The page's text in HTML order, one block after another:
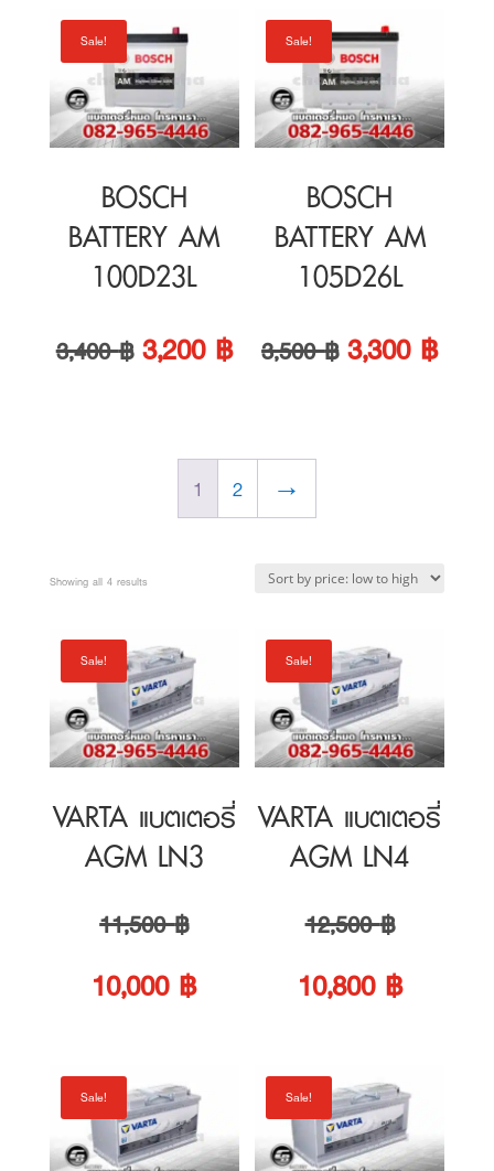
BOSCH
BATTERY AM
100D23L
3,400฿Original
price
3,400 ฿.
3,200
price
3,200 ฿.
BOSCH
BATTERY AM
105D26L
3,500฿Original
price
3,500 ฿.
3,300
1 2 →
to
VARTA แบตเตอรี่
AGM LN3
11,500฿Original
price
11,500 ฿.
10,000฿Current
10,000 ฿.
Sale!
VARTA แบตเตอรี่
AGM LN4
12,500฿Original
price
12,500 ฿.
10,800฿Current
10,800
VARTA แบตเตอรี่
AGM LN5
VARTA แบตเตอรี่
AGM LN6